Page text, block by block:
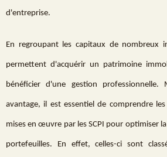
d'entreprise.
En regroupant les capitaux de nombreux
permettent d'acquérir un patrimoine
bénéficier d'une gestion
avantage, il est essentiel de comprendre
mises en œuvre par les SCPI pour optimiser
portefeuilles. En effet, celles-ci sont